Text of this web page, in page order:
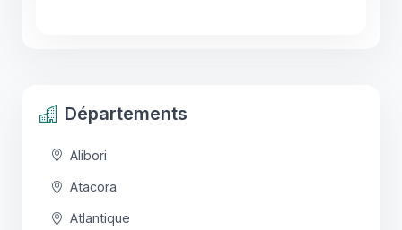
Départements
Alibori
Atacora
Atlantique